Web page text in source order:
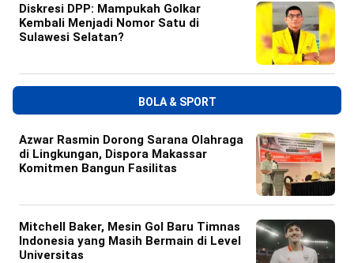
Diskresi DPP: Mampukah Golkar
Kembali Menjadi Nomor Satu di
Sulawesi Selatan?
BOLA & SPORT
Azwar Rasmin Dorong Sarana Olahraga
di Lingkungan, Dispora Makassar
Komitmen Bangun Fasilitas
Mitchell Baker, Mesin Gol Baru Timnas
Indonesia yang Masih Bermain di Level
Universitas